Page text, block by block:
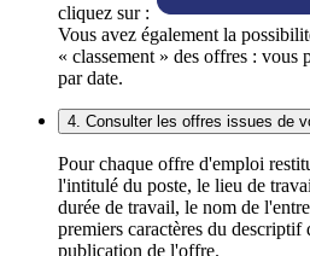
cliquez sur :
Vous avez également la
« classement » des offres : vous
par date.
4. Consulter les offres issues de
Pour chaque offre d'emploi
l'intitulé du poste, le lieu de
durée de travail, le nom de
premiers caractères du descriptif
publication de l'offre.